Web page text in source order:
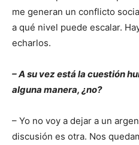
me generan un conflicto
a qué nivel puede escalar.
echarlos.
– A su vez está la cuestión
alguna manera, ¿no?
– Yo no voy a dejar a un
discusión es otra. Nos